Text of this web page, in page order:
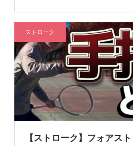
ストローク
【ストローク】フォアス